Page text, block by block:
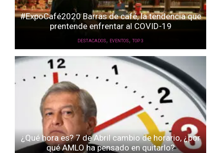
#ExpoCafé2020 Barras de café, la tendencia que
prentende enfrentar al COVID-19
DESTACADOS, EVENTOS, TOP 3
¿Qué hora es? 7 de Abril cambio de horario, ¿por
qué AMLO ha pensado en quitarlo?